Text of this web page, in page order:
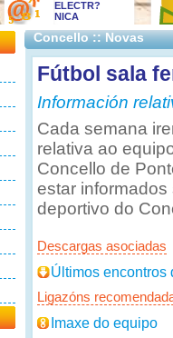
ELECTR?
NICA
Concello :: Novas
Fútbol sala
Información
Cada semana
relativa ao
Concello de
estar
deportivo do
Descargas asociadas
Últimos encontros
Ligazóns
Imaxe do equipo